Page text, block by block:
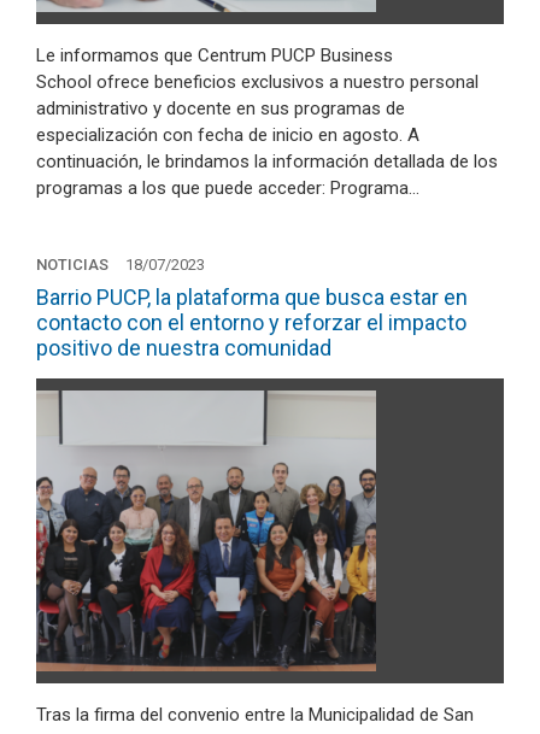
Le informamos que Centrum PUCP Business
School ofrece beneficios exclusivos a nuestro personal
administrativo y docente en sus programas de
especialización con fecha de inicio en agosto. A
continuación, le brindamos la información detallada de los
programas a los que puede acceder: Programa…
NOTICIAS 18/07/2023
Barrio PUCP, la plataforma que busca estar en
contacto con el entorno y reforzar el impacto
positivo de nuestra comunidad
Tras la firma del convenio entre la Municipalidad de San